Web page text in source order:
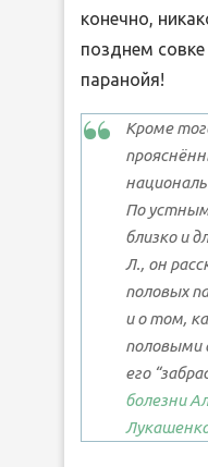
конечно,
позднем
паранойя!
Кроме
По
близко и
Л., он
половых
и о том,
половыми
его
болезни